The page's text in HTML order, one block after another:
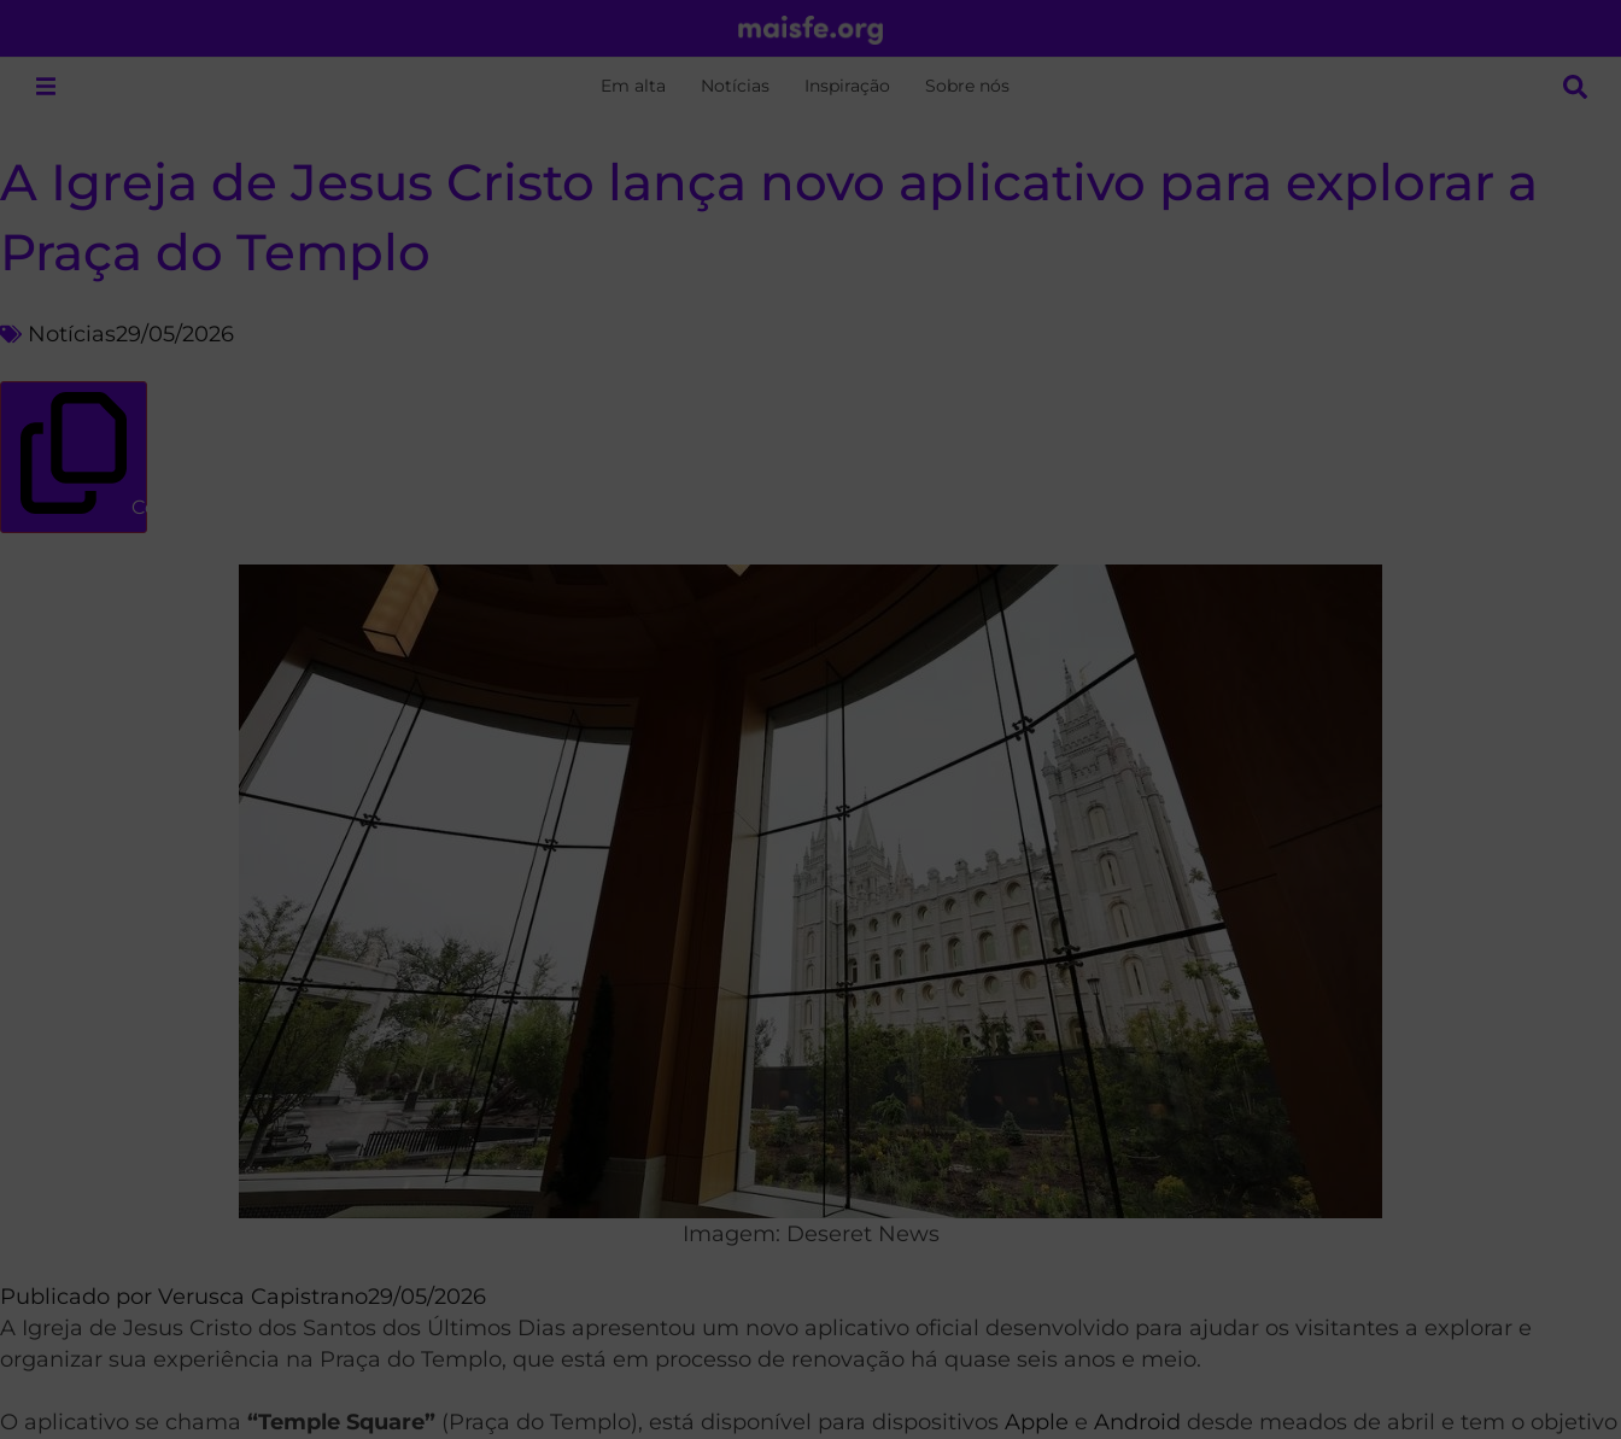
Em alta Notícias Inspiração Sobre nós
A Igreja de Jesus Cristo lança novo aplicativo para explorar a
Praça do Templo
Notícias29/05/2026
Copiar link
Imagem: Deseret News
Publicado por Verusca Capistrano29/05/2026
A Igreja de Jesus Cristo dos Santos dos Últimos Dias apresentou um novo aplicativo oficial desenvolvido para ajudar os visitantes a explorar e
organizar sua experiência na Praça do Templo, que está em processo de renovação há quase seis anos e meio.
O aplicativo se chama “Temple Square” (Praça do Templo), está disponível para dispositivos Apple e Android desde meados de abril e tem o objetivo